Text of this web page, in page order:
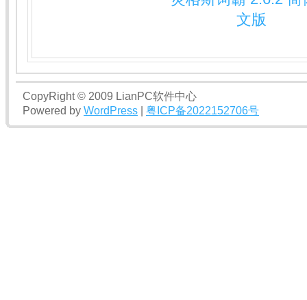
文版
CopyRight © 2009 LianPC软件中心
Powered by WordPress 粤ICP备2022152706号